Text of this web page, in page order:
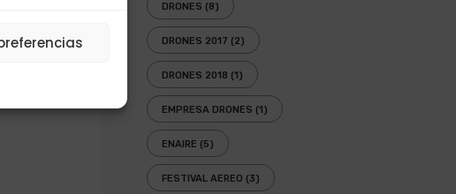
DRONES (8)
DRONES 2017 (2)
DRONES 2018 (1)
EMPRESA DRONES (1)
ENAIRE (5)
FESTIVAL AEREO (3)